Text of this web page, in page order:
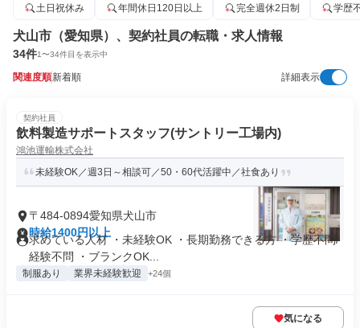
土日祝休み
年間休日120日以上 完全週休2日制 学歴
犬山市（愛知県）、契約社員の転職・求人情報
34件1〜34件目を表示中
関連度順新着順 詳細表示
契約社員
飲料製造サポートスタッフ(サントリー工場内)
鴻池運輸株式会社
未経験OK／週3日～相談可／50・60代活躍中／社食あり
〒484-0894愛知県犬山市
時給1400円以上
求めている人材 ・未経験OK ・長期勤務できる方 ・学歴不問/
経験不問 ・ブランクOK...
制服あり 業界未経験歓迎 +24個
気になる